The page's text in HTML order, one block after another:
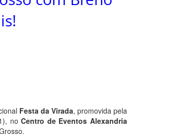
Festa da Virada, promovida pela
noCentro de Eventos Alexandria